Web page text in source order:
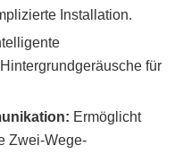
Installation.
für
Ermöglicht
Zwei-Wege-